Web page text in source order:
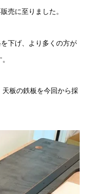
売に至りました。
下げ、より多くの方が
板の鉄板を今回から採